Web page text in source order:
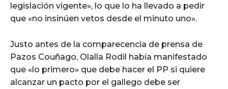
legislación vigente», lo que lo ha llevado a pedir
que «no insinúen vetos desde el minuto uno».
Justo antes de la comparecencia de prensa de
Pazos Couñago, Olalla Rodil había manifestado
que «lo primero» que debe hacer el PP si quiere
alcanzar un pacto por el gallego debe ser